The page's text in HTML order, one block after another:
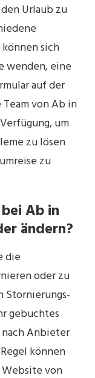
Urlaub zu
sich
wenden, eine
auf der
von Ab in
um
zu lösen
zu
Ab in
ändern?
die
oder zu
Stornierungs-
gebuchtes
Anbieter
können
von